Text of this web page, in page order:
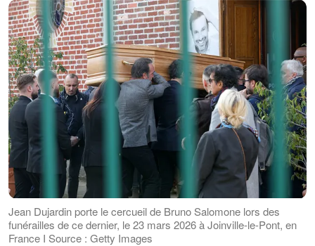
Jean Dujardin porte le cercueil de Bruno Salomone lors des
funérailles de ce dernier, le 23 mars 2026 à Joinville-le-Pont, en
France I Source : Getty Images